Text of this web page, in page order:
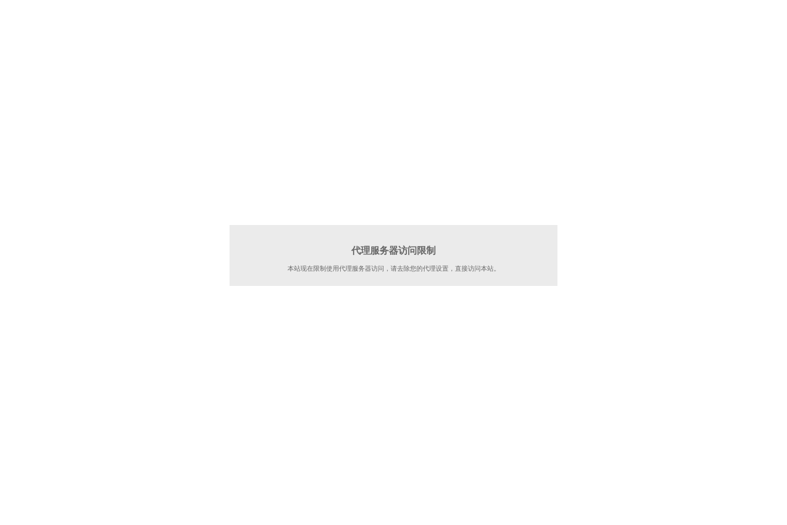
代理服务器访问限制
本站现在限制使用代理服务器访问，请去除您的代理设置，直接访问本站。